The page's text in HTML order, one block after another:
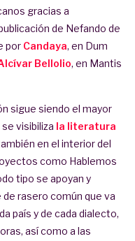
gracias a
de Nefando de
por Candaya, en Dum
Bellolio, en Mantis
sigue siendo el mayor
visibiliza la literatura
en el interior del
como Hablemos
tipo se apoyan y
rasero común que va
país y de cada dialecto,
así como a las